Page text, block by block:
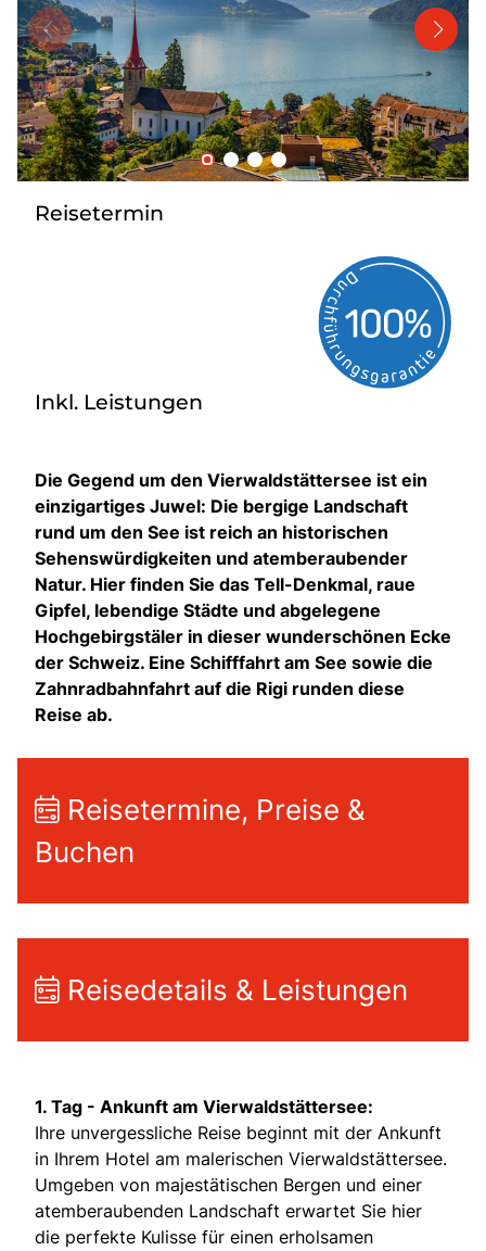
Service & Kontakt
Reisetermin
Inkl. Leistungen
Die Gegend um den Vierwaldstättersee ist ein
einzigartiges Juwel: Die bergige Landschaft
rund um den See ist reich an historischen
Sehenswürdigkeiten und atemberaubender
Natur. Hier finden Sie das Tell-Denkmal, raue
Gipfel, lebendige Städte und abgelegene
Hochgebirgstäler in dieser wunderschönen Ecke
der Schweiz. Eine Schifffahrt am See sowie die
Zahnradbahnfahrt auf die Rigi runden diese
Reise ab.
Reisetermine, Preise &
Buchen
Reisedetails & Leistungen
1. Tag - Ankunft am Vierwaldstättersee:
Ihre unvergessliche Reise beginnt mit der Ankunft
in Ihrem Hotel am malerischen Vierwaldstättersee.
Umgeben von majestätischen Bergen und einer
atemberaubenden Landschaft erwartet Sie hier
die perfekte Kulisse für einen erholsamen